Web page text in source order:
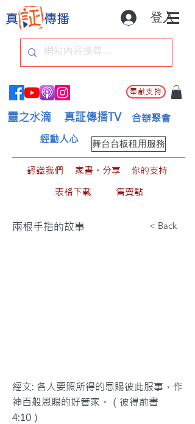
登入
奉獻支持
靈之水滴 真証傳播TV 合辦聚會
舞台台板租用服務
經動人心
認識我們 家書。分享
你的支持
表格下載
售賣點
兩根手指的故事 < Back
經文: 各人要照所得的恩賜彼此服事，作
神百般恩賜的好管家。（彼得前書
4:10）